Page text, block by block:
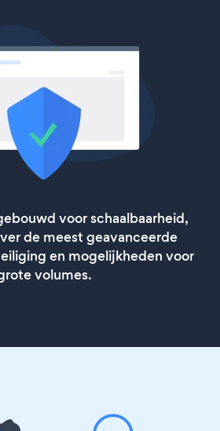
voor schaalbaarheid,
de meest geavanceerde
en mogelijkheden voor
volumes.